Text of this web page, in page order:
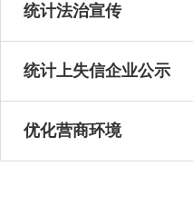
统计法治宣传
统计上失信企业公示
优化营商环境